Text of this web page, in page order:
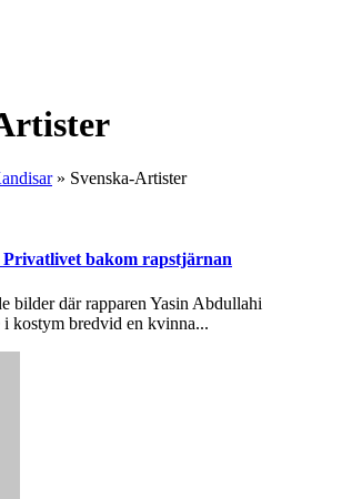
» Svenska-Artister
Privatlivet bakom rapstjärnan
i kostym bredvid en kvinna...